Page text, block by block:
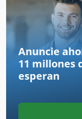
Hakomatic B 655
Hakomatic B 655 S
Hakomatic B 910
Hbm 480
Heller Bea 07
Anuncie
11 millones
esperan